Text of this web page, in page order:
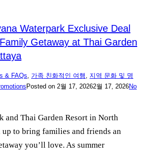
Waterpark Exclusive Deal
Getaway at Thai Garden
& FAQs, 가족 친화적인 여행, 지역 문화 및 명
Posted on 2월 17, 20262월 17, 2026No
and Thai Garden Resort in North
up to bring families and friends an
you’ll love. As summer